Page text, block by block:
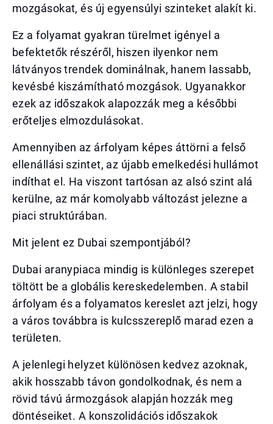
mozgásokat, és új egyensúlyi szinteket alakít ki.
Ez a folyamat gyakran türelmet igényel a
befektetők részéről, hiszen ilyenkor nem
látványos trendek dominálnak, hanem lassabb,
kevésbé kiszámítható mozgások. Ugyanakkor
ezek az időszakok alapozzák meg a későbbi
erőteljes elmozdulásokat.
Amennyiben az árfolyam képes áttörni a felső
ellenállási szintet, az újabb emelkedési hullámot
indíthat el. Ha viszont tartósan az alsó szint alá
kerülne, az már komolyabb változást jelezne a
piaci struktúrában.
Mit jelent ez Dubai szempontjából?
Dubai aranypiaca mindig is különleges szerepet
töltött be a globális kereskedelemben. A stabil
árfolyam és a folyamatos kereslet azt jelzi, hogy
a város továbbra is kulcsszereplő marad ezen a
területen.
A jelenlegi helyzet különösen kedvez azoknak,
akik hosszabb távon gondolkodnak, és nem a
rövid távú ármozgások alapján hozzák meg
döntéseiket. A konszolidációs időszakok